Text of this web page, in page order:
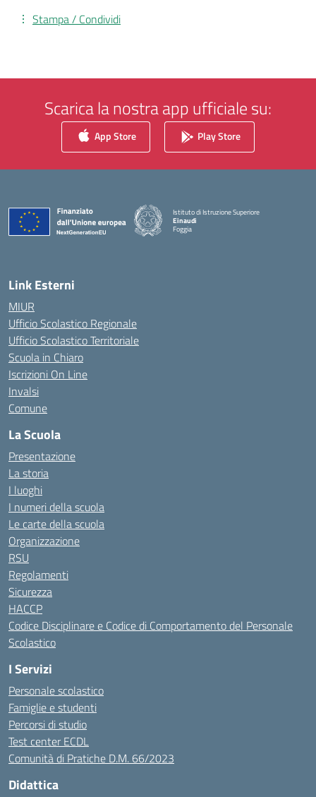
Stampa / Condividi
Scarica la nostra app ufficiale su:
App Store Play Store
Istituto di Istruzione Superiore
Einaudi
Foggia
— Visita la pagina iniziale della scuola
Link Esterni
MIUR
Ufficio Scolastico Regionale
Ufficio Scolastico Territoriale
Scuola in Chiaro
Iscrizioni On Line
Invalsi
Comune
La Scuola
Presentazione
La storia
I luoghi
I numeri della scuola
Le carte della scuola
Organizzazione
RSU
Regolamenti
Sicurezza
HACCP
Codice Disciplinare e Codice di Comportamento del Personale
Scolastico
I Servizi
Personale scolastico
Famiglie e studenti
Percorsi di studio
Test center ECDL
Comunità di Pratiche D.M. 66/2023
Didattica